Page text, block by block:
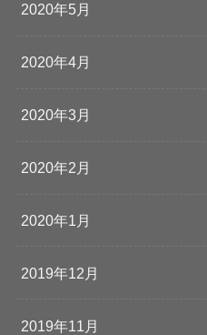
2020年5月
2020年4月
2020年3月
2020年2月
2020年1月
2019年12月
2019年11月